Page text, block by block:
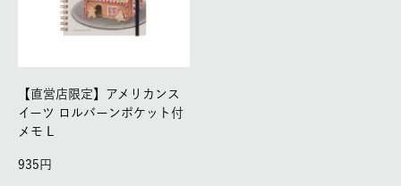
【直営店限定】アメリカンス
イーツ ロルバーンポケット付
メモ L
935